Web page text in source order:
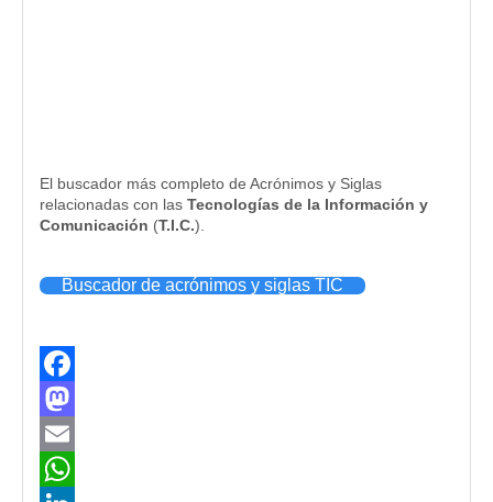
El buscador más completo de Acrónimos y Siglas
relacionadas con las Tecnologías de la Información y
Comunicación (T.I.C.).
Buscador de acrónimos y siglas TIC
Facebook
Mastodon
Email